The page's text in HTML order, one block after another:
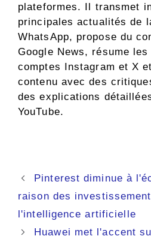
plateformes. Il transmet
principales actualités de
WhatsApp, propose du
Google News, résume
comptes Instagram et X
contenu avec des
des explications
YouTube.
Navigation
des
Pinterest diminue à
raison des
l'intelligence artificielle
Huawei met l'accent